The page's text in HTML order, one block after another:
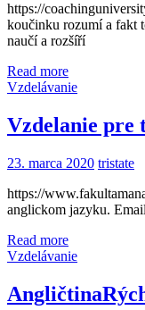
https://
koučinku rozumí a fakt
naučí a rozšíří
Read more
Vzdelávanie
Vzdelanie pre
23. marca 2020 tristate
https://
anglickom jazyku.
Read more
Vzdelávanie